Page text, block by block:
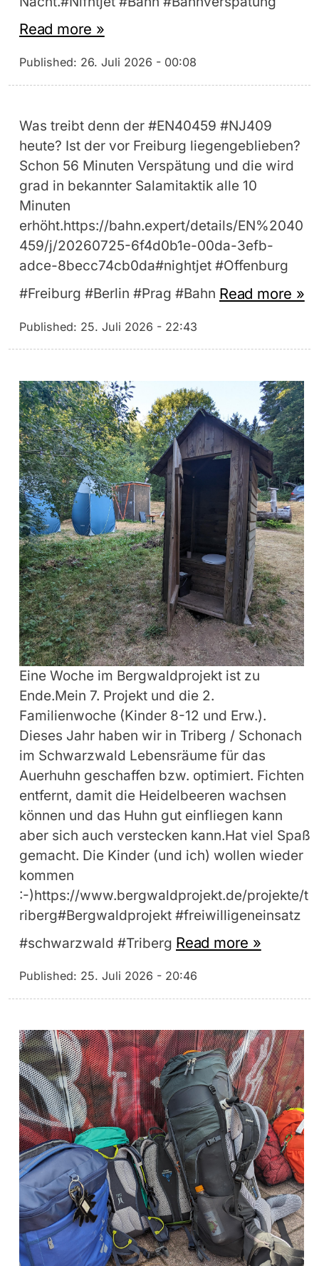
Read more »
Published: 26. Juli 2026 - 00:08
Was treibt denn der #EN40459 #NJ409
heute? Ist der vor Freiburg liegengeblieben?
Schon 56 Minuten Verspätung und die wird
grad in bekannter Salamitaktik alle 10
Minuten
erhöht.https://bahn.expert/details/EN%2040
459/j/20260725-6f4d0b1e-00da-3efb-
adce-8becc74cb0da#nightjet #Offenburg
#Freiburg #Berlin #Prag #Bahn Read more »
Published: 25. Juli 2026 - 22:43
Eine Woche im Bergwaldprojekt ist zu
Ende.Mein 7. Projekt und die 2.
Familienwoche (Kinder 8-12 und Erw.).
Dieses Jahr haben wir in Triberg / Schonach
im Schwarzwald Lebensräume für das
Auerhuhn geschaffen bzw. optimiert. Fichten
entfernt, damit die Heidelbeeren wachsen
können und das Huhn gut einfliegen kann
aber sich auch verstecken kann.Hat viel Spaß
gemacht. Die Kinder (und ich) wollen wieder
kommen
:-)https://www.bergwaldprojekt.de/projekte/t
riberg#Bergwaldprojekt #freiwilligeneinsatz
#schwarzwald #Triberg Read more »
Published: 25. Juli 2026 - 20:46